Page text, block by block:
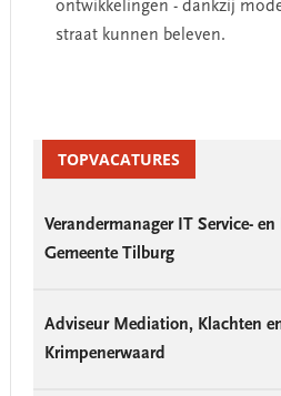
ontwikkelingen - dankzij
straat kunnen beleven.
SidebarTOPVACATURES
Verandermanager IT Service-
Gemeente Tilburg
Adviseur Mediation, Klachten
Krimpenerwaard